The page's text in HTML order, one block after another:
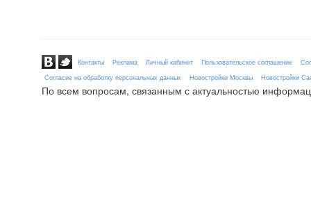
Контакты Реклама Личный кабинет Пользовательское соглашение
Согласие на обработку персональных данных
Новостройки Москвы Новостройки
По всем вопросам, связанным с актуальностью